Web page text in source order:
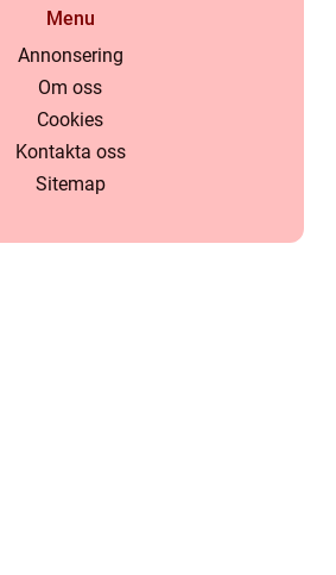
Menu
Annonsering
Om oss
Cookies
Kontakta oss
Sitemap